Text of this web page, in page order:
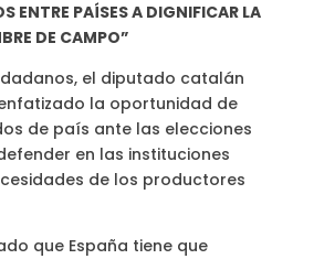
ENTRE PAÍSES A DIGNIFICAR LA
DE CAMPO”
el diputado catalán
la oportunidad de
de país ante las elecciones
en las instituciones
de los productores
que España tiene que